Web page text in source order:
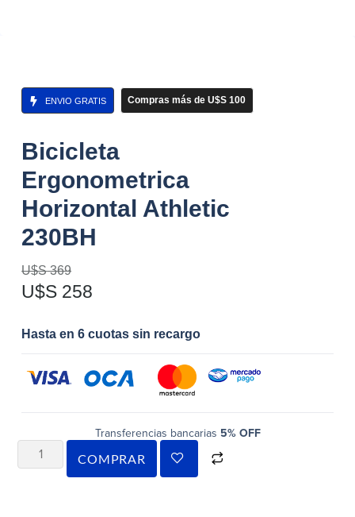
ENVIO GRATIS Compras más de U$S 100
Bicicleta
Ergonometrica
Horizontal Athletic
230BH
U$S369
U$S 258
Hasta en 6 cuotas sin recargo
Transferencias bancarias 5% OFF
COMPRAR